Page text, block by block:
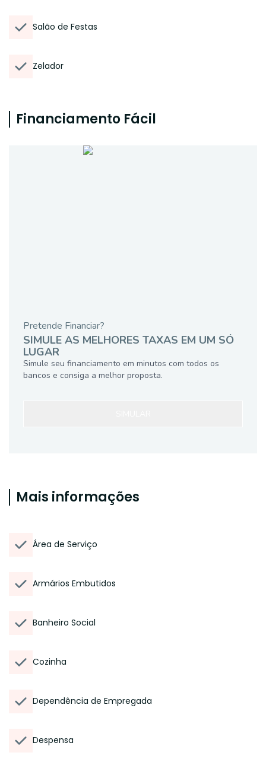
Salão de Festas
Zelador
Financiamento Fácil
Pretende Financiar?
SIMULE AS MELHORES TAXAS EM UM SÓ
LUGAR
Simule seu financiamento em minutos com todos os
bancos e consiga a melhor proposta.
Mais informações
Área de Serviço
Armários Embutidos
Banheiro Social
Cozinha
Dependência de Empregada
Despensa